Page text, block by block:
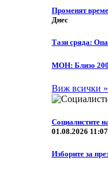
Променят
Днес
Тази сряда:
МОН: Близо 200
Виж всички »
Социалистите
01.08.2026 11:07
Изборите за